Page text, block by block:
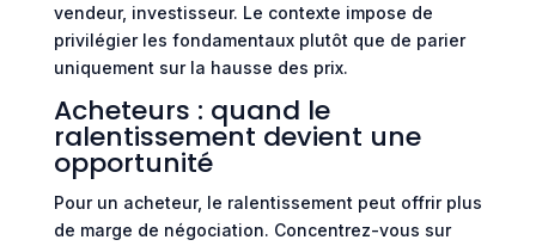
vendeur, investisseur. Le contexte impose de
privilégier les fondamentaux plutôt que de parier
uniquement sur la hausse des prix.
Acheteurs : quand le
ralentissement devient une
opportunité
Pour un acheteur, le ralentissement peut offrir plus
de marge de négociation. Concentrez-vous sur